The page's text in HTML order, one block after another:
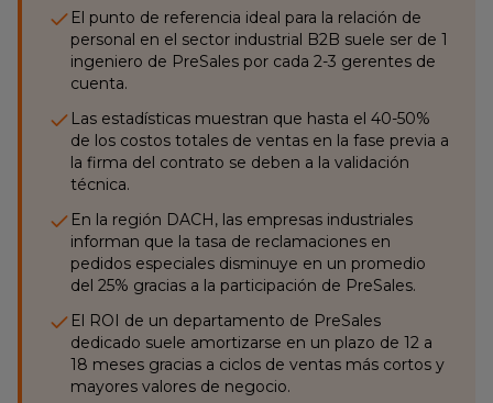
El punto de referencia ideal para la relación de
personal en el sector industrial B2B suele ser de 1
ingeniero de PreSales por cada 2-3 gerentes de
cuenta.
Las estadísticas muestran que hasta el 40-50%
de los costos totales de ventas en la fase previa a
la firma del contrato se deben a la validación
técnica.
En la región DACH, las empresas industriales
informan que la tasa de reclamaciones en
pedidos especiales disminuye en un promedio
del 25% gracias a la participación de PreSales.
El ROI de un departamento de PreSales
dedicado suele amortizarse en un plazo de 12 a
18 meses gracias a ciclos de ventas más cortos y
mayores valores de negocio.